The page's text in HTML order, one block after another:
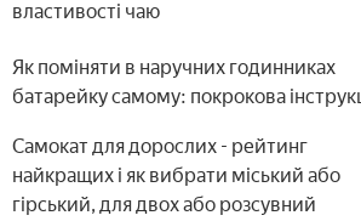
властивості чаю
Як поміняти в наручних годинниках
батарейку самому: покрокова
Самокат для дорослих - рейтинг
найкращих і як вибрати міський або
гірський, для двох або розсувний